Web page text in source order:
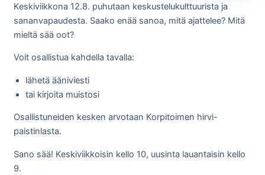
Keskiviikkona 12.8. puhutaan keskustelukulttuurista ja
sananvapaudesta. Saako enää sanoa, mitä ajattelee? Mitä
mieltä sää oot?
Voit osallistua kahdella tavalla:
lähetä ääniviesti
tai kirjoita muistosi
Osallistuneiden kesken arvotaan Korpitoimen hirvi-
paistinlasta.
Sano sää! Keskiviikkoisin kello 10, uusinta lauantaisin kello
9.